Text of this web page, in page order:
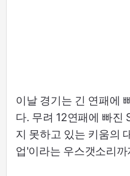
이날 경기는 긴 연패에
다. 무려 12연패에 빠진
지 못하고 있는 키움의
업'이라는 우스갯소리